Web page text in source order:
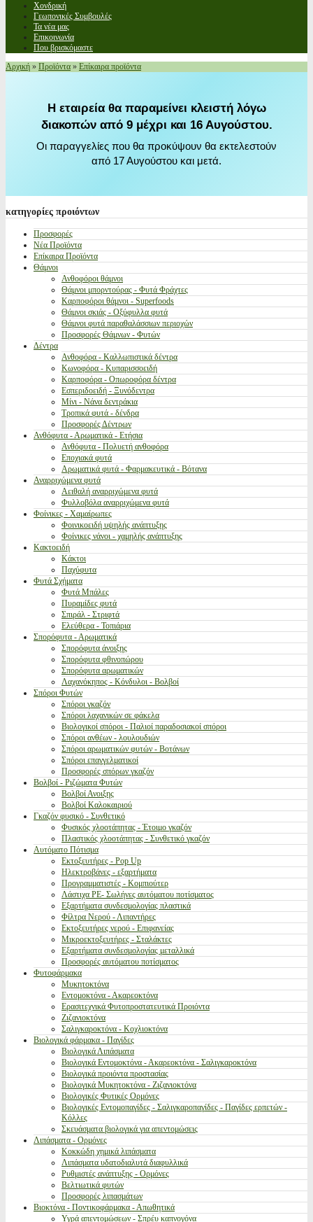
Χονδρική
Γεωπονικές Συμβουλές
Τα νέα μας
Επικοινωνία
Που βρισκόμαστε
Αρχική » Προϊόντα » Επίκαιρα προϊόντα
Η εταιρεία θα παραμείνει κλειστή λόγω
διακοπών από 9 μέχρι και 16 Αυγούστου.
Οι παραγγελίες που θα προκύψουν θα εκτελεστούν
από 17 Αυγούστου και μετά.
κατηγορίες προιόντων
Προσφορές
Νέα Προϊόντα
Επίκαιρα Προϊόντα
Θάμνοι
Ανθοφόροι θάμνοι
Θάμνοι μπορντούρας - Φυτά Φράχτες
Καρποφόροι θάμνοι - Superfoods
Θάμνοι σκιάς - Οξύφυλλα φυτά
Θάμνοι φυτά παραθαλάσσιων περιοχών
Προσφορές Θάμνων - Φυτών
Δέντρα
Ανθοφόρα - Καλλωπιστικά δέντρα
Κωνοφόρα - Κυπαρισσοειδή
Καρποφόρα - Οπωροφόρα δέντρα
Εσπεριδοειδή - Ξυνόδεντρα
Μίνι - Νάνα δεντράκια
Τροπικά φυτά - δένδρα
Προσφορές Δέντρων
Ανθόφυτα - Αρωματικά - Ετήσια
Ανθόφυτα - Πολυετή ανθοφόρα
Εποχιακά φυτά
Αρωματικά φυτά - Φαρμακευτικά - Βότανα
Αναρριχώμενα φυτά
Αειθαλή αναρριχώμενα φυτά
Φυλλοβόλα αναρριχώμενα φυτά
Φοίνικες - Χαμαίρωπες
Φοινικοειδή υψηλής ανάπτυξης
Φοίνικες νάνοι - χαμηλής ανάπτυξης
Κακτοειδή
Κάκτοι
Παχύφυτα
Φυτά Σχήματα
Φυτά Μπάλες
Πυραμίδες φυτά
Σπιράλ - Στριφτά
Ελεύθερα - Τοπιάρια
Σπορόφυτα - Αρωματικά
Σπορόφυτα άνοιξης
Σπορόφυτα φθινοπώρου
Σπορόφυτα αρωματικών
Λαχανόκηπος - Κόνδυλοι - Βολβοί
Σπόροι Φυτών
Σπόροι γκαζόν
Σπόροι λαχανικών σε φάκελα
Βιολογικοί σπόροι - Παλιοί παραδοσιακοί σπόροι
Σπόροι ανθέων - λουλουδιών
Σπόροι αρωματικών φυτών - Βοτάνων
Σπόροι επαγγελματικοί
Προσφορές σπόρων γκαζόν
Βολβοί - Ριζώματα Φυτών
Βολβοί Ανοιξης
Βολβοί Καλοκαιριού
Γκαζόν φυσικό - Συνθετικό
Φυσικός χλοοτάπητας - Έτοιμο γκαζόν
Πλαστικός χλοοτάπητας - Συνθετικό γκαζόν
Αυτόματο Πότισμα
Εκτοξευτήρες - Pop Up
Ηλεκτροβάνες - εξαρτήματα
Προγραμματιστές - Κομπιούτερ
Λάστιχα PE- Σωλήνες αυτόματου ποτίσματος
Εξαρτήματα συνδεσμολογίας πλαστικά
Φίλτρα Νερού - Λιπαντήρες
Εκτοξευτήρες νερού - Επιφανείας
Μικροεκτοξευτήρες - Σταλάκτες
Εξαρτήματα συνδεσμολογίας μεταλλικά
Προσφορές αυτόματου ποτίσματος
Φυτοφάρμακα
Μυκητοκτόνα
Εντομοκτόνα - Ακαρεοκτόνα
Ερασιτεχνικά Φυτοπροστατευτικά Προιόντα
Ζιζανιοκτόνα
Σαλιγκαροκτόνα - Κοχλιοκτόνα
Βιολογικά φάρμακα - Παγίδες
Βιολογικά Λιπάσματα
Βιολογικά Εντομοκτόνα - Ακαρεοκτόνα - Σαλιγκαροκτόνα
Βιολογικά προιόντα προστασίας
Βιολογικά Μυκητοκτόνα - Ζιζανιοκτόνα
Βιολογικές Φυτικές Ορμόνες
Βιολογικές Εντομοπαγίδες - Σαλιγκαροπαγίδες - Παγίδες ερπετών -
Κόλλες
Σκευάσματα βιολογικά για απεντομώσεις
Λιπάσματα - Ορμόνες
Κοκκώδη χημικά λιπάσματα
Λιπάσματα υδατοδιαλυτά διαφυλλικά
Ρυθμιστές ανάπτυξης - Ορμόνες
Βελτιωτικά φυτών
Προσφορές λιπασμάτων
Βιοκτόνα - Ποντικοφάρμακα - Απωθητικά
Υγρά απεντομώσεων - Σπρέυ καπνογόνα